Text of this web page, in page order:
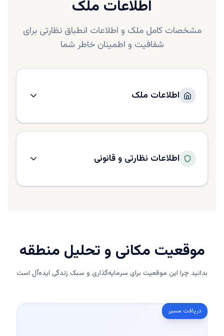
اطلاعات ملک
مشخصات کامل ملک و اطلاعات انطباق نظارتی برای
شفافیت و اطمینان خاطر شما
اطلاعات ملک
اطلاعات نظارتی و قانونی
موقعیت مکانی و تحلیل منطقه
بدانید چرا این موقعیت برای سرمایه‌گذاری و سبک زندگی ایده‌آل است
دریافت مسیر